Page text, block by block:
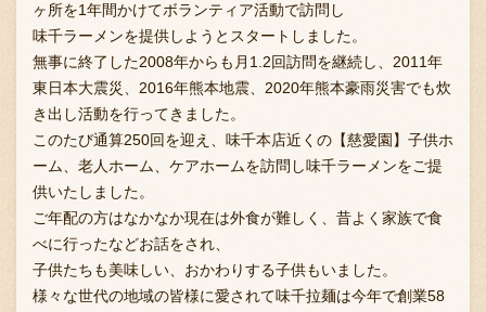
味千の取り組み
お問い合わせ
ブランド一覧
FC加盟店募集
ヶ所を1年間かけてボランティア活動で訪問し
味千ラーメンを提供しようとスタートしました。
無事に終了した2008年からも月1.2回訪問を継続し、2011年
東日本大震災、2016年熊本地震、2020年熊本豪雨災害でも炊
き出し活動を行ってきました。
このたび通算250回を迎え、味千本店近くの【慈愛園】子供ホ
ーム、老人ホーム、ケアホームを訪問し味千ラーメンをご提
供いたしました。
ご年配の方はなかなか現在は外食が難しく、昔よく家族で食
べに行ったなどお話をされ、
子供たちも美味しい、おかわりする子供もいました。
様々な世代の地域の皆様に愛されて味千拉麺は今年で創業58